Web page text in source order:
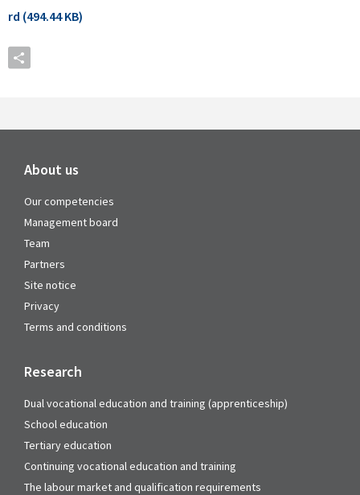
rd (494.44 KB)
About us
Our competencies
Management board
Team
Partners
Site notice
Privacy
Terms and conditions
Research
Dual vocational education and training (apprenticeship)
School education
Tertiary education
Continuing vocational education and training
The labour market and qualification requirements